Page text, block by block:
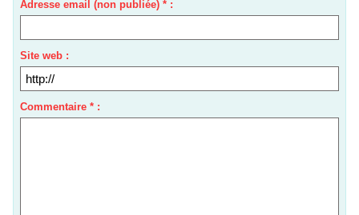
Adresse email (non publiée) * :
Site web :
Commentaire * :